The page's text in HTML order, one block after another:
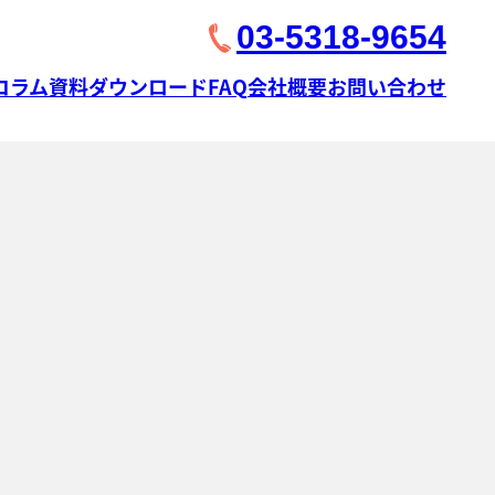
03-5318-9654
ラム資料ダウンロードFAQ会社概要お問い合わせ